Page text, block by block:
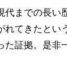
代までの長い
れてきたとい
た証拠。是非